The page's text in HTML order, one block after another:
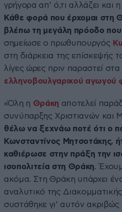
γρήγορα απ’ ό,τι αλλάζει και
Κάθε φορά που έρχομαι στη
βλέπω τη μεγάλη πρόοδο που
σημείωσε ο πρωθυπουργός
στη διάρκεια της επίσκεψής
λίγες ώρες πριν παραστεί στα
ελληνοβουλγαρικού αγωγού
«Όλη η Θράκη αποτελεί
συνύπαρξης Χριστιανών και
θέλω να ξεχνάω ποτέ ότι ο
Κωνσταντίνος Μητσοτάκης,
καθιέρωσε στην πράξη την
ισοπολιτεία στη Θράκη.
ακόμα. Στη Θράκη υπάρχει
αναλυτικό της
συστάθηκε γι’ αυτόν